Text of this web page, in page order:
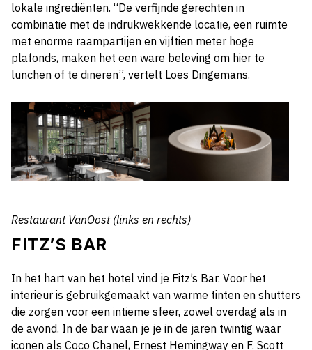
lokale ingrediënten. “De verfijnde gerechten in
combinatie met de indrukwekkende locatie, een ruimte
met enorme raampartijen en vijftien meter hoge
plafonds, maken het een ware beleving om hier te
lunchen of te dineren”, vertelt Loes Dingemans.
Restaurant VanOost (links en rechts)
FITZ’S BAR
In het hart van het hotel vind je Fitz’s Bar. Voor het
interieur is gebruikgemaakt van warme tinten en shutters
die zorgen voor een intieme sfeer, zowel overdag als in
de avond. In de bar waan je je in de jaren twintig waar
iconen als Coco Chanel, Ernest Hemingway en F. Scott